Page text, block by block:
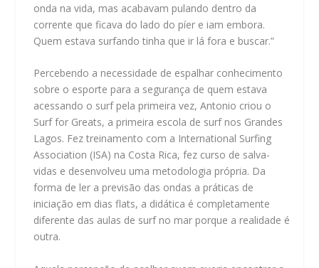
onda na vida, mas acabavam pulando dentro da
corrente que ficava do lado do píer e iam embora.
Quem estava surfando tinha que ir lá fora e buscar.”
Percebendo a necessidade de espalhar conhecimento
sobre o esporte para a segurança de quem estava
acessando o surf pela primeira vez, Antonio criou o
Surf for Greats, a primeira escola de surf nos Grandes
Lagos. Fez treinamento com a International Surfing
Association (ISA) na Costa Rica, fez curso de salva-
vidas e desenvolveu uma metodologia própria. Da
forma de ler a previsão das ondas a práticas de
iniciação em dias flats, a didática é completamente
diferente das aulas de surf no mar porque a realidade é
outra.